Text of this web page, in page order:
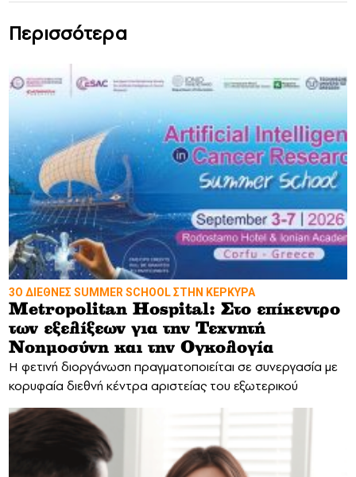
Περισσότερα
3Ο ΔΙΕΘΝΕΣ SUMMER SCHOOL ΣΤΗΝ ΚΕΡΚΥΡΑ
Metropolitan Hospital: Στο επίκεντρο
των εξελίξεων για την Τεχνητή
Νοημοσύνη και την Ογκολογία
Η φετινή διοργάνωση πραγματοποιείται σε συνεργασία με
κορυφαία διεθνή κέντρα αριστείας του εξωτερικού